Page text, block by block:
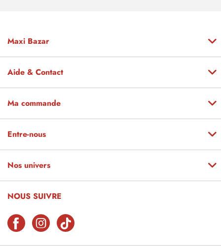
Maxi Bazar
Aide & Contact
Ma commande
Entre-nous
Nos univers
NOUS SUIVRE